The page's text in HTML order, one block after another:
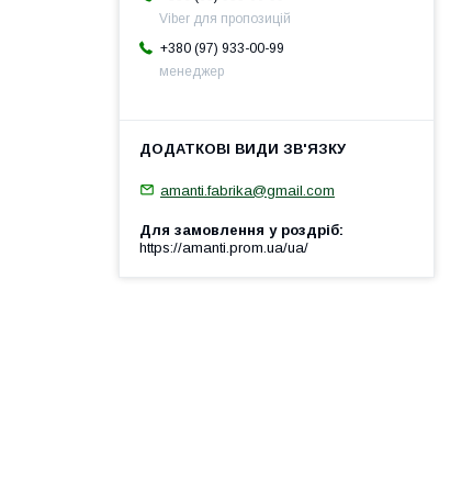
Viber для пропозицій
+380 (97) 933-00-99
менеджер
amanti.fabrika@gmail.com
Для замовлення у роздріб
https://amanti.prom.ua/ua/